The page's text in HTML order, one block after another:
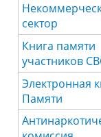
сектор
Книга памяти
участников
Электронная
Памяти